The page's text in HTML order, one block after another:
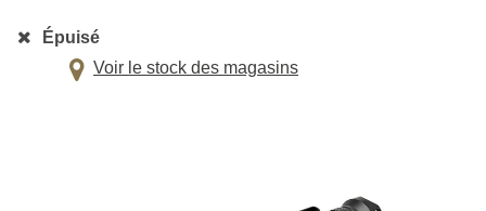
Épuisé
Voir le stock des magasins